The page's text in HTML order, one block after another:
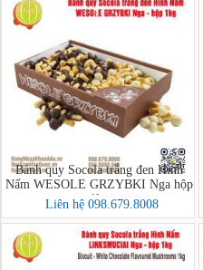
Bánh quy Socola trắng đen Hình
Nấm WESOLE GRZYBKI Nga hộp
1kg
Liên hệ 098.679.8008